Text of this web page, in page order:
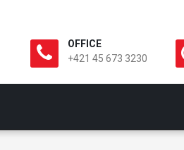
OFFICE
+421 45 673 3230